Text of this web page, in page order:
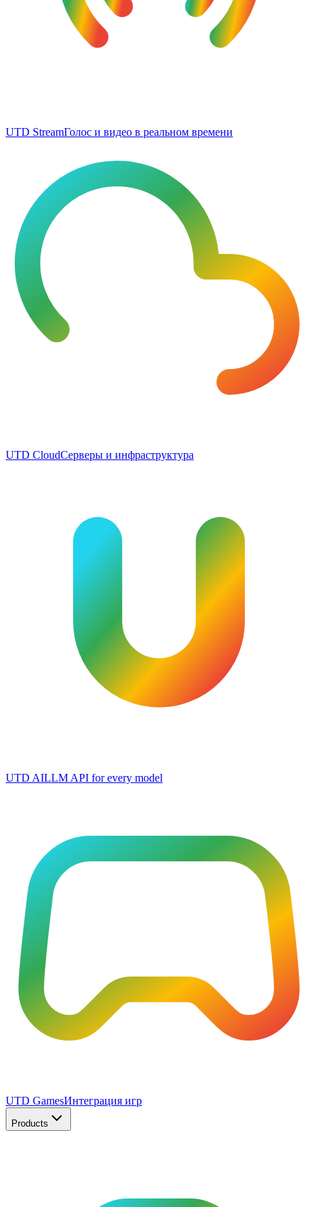
UTD StreamГолос и видео в реальном времени
UTD CloudСерверы и инфраструктура
UTD AILLM API for every model
UTD GamesИнтеграция игр
Products